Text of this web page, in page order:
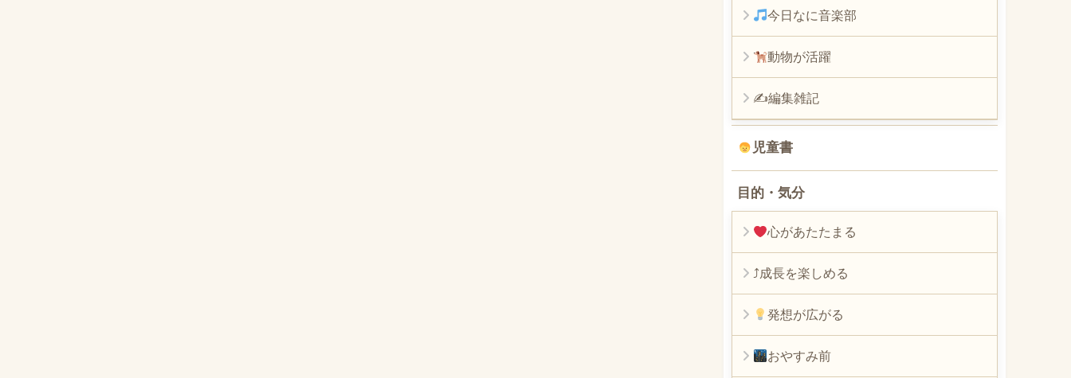
今日なに音楽部
動物が活躍
✍編集雑記
児童書
目的・気分
心があたたまる
⤴︎成長を楽しめる
発想が広がる
おやすみ前